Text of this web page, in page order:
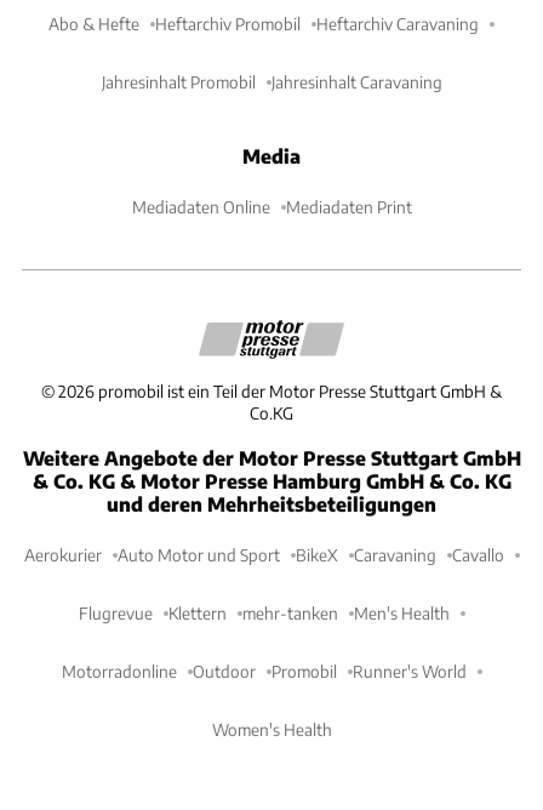
Abo & Hefte Heftarchiv Promobil Heftarchiv Caravaning
Jahresinhalt Promobil Jahresinhalt Caravaning
Media
Mediadaten Online Mediadaten Print
©2026 promobil ist ein Teil der Motor Presse Stuttgart GmbH &
Co.KG
Weitere Angebote der Motor Presse Stuttgart GmbH
& Co. KG & Motor Presse Hamburg GmbH & Co. KG
und deren Mehrheitsbeteiligungen
Aerokurier Auto Motor und Sport BikeX Caravaning Cavallo
Flugrevue Klettern mehr-tanken Men's Health
Motorradonline Outdoor Promobil Runner's World
Women's Health